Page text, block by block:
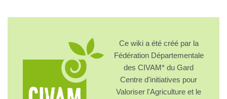
Ce wiki a été créé par la
Fédération Départementale
des CIVAM* du Gard
Centre d'initiatives pour
Valoriser l'Agriculture et le